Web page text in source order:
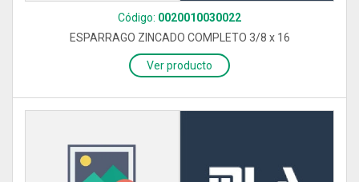
Código: 0020010030022
ESPARRAGO ZINCADO COMPLETO 3/8 x 16
Ver producto